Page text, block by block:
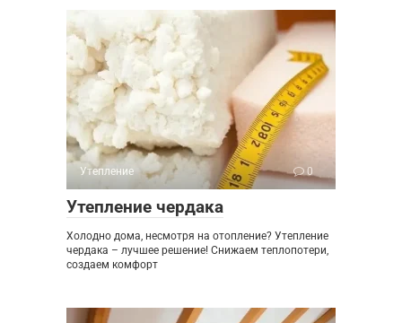
Утепление 0
Утепление чердака
Холодно дома, несмотря на отопление? Утепление
чердака – лучшее решение! Снижаем теплопотери,
создаем комфорт